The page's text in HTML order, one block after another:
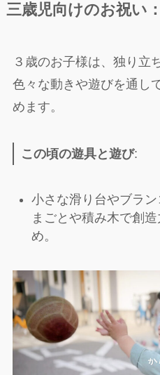
三歳児向けのお祝い
３歳のお子様は、独り立
色々な動きや遊びを通し
めます。
この頃の遊具と遊び:
小さな滑り台やブラ
まごとや積み木で創
め。